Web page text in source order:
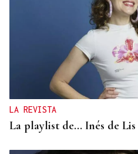
LA REVISTA
La playlist de... Inés de Lis